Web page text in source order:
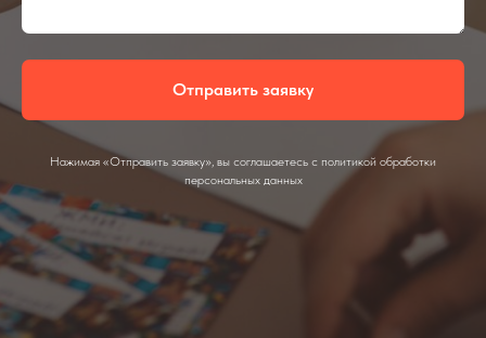
Отправить заявку
Нажимая «Отправить заявку», вы соглашаетесь с политикой обработки
персональных данных